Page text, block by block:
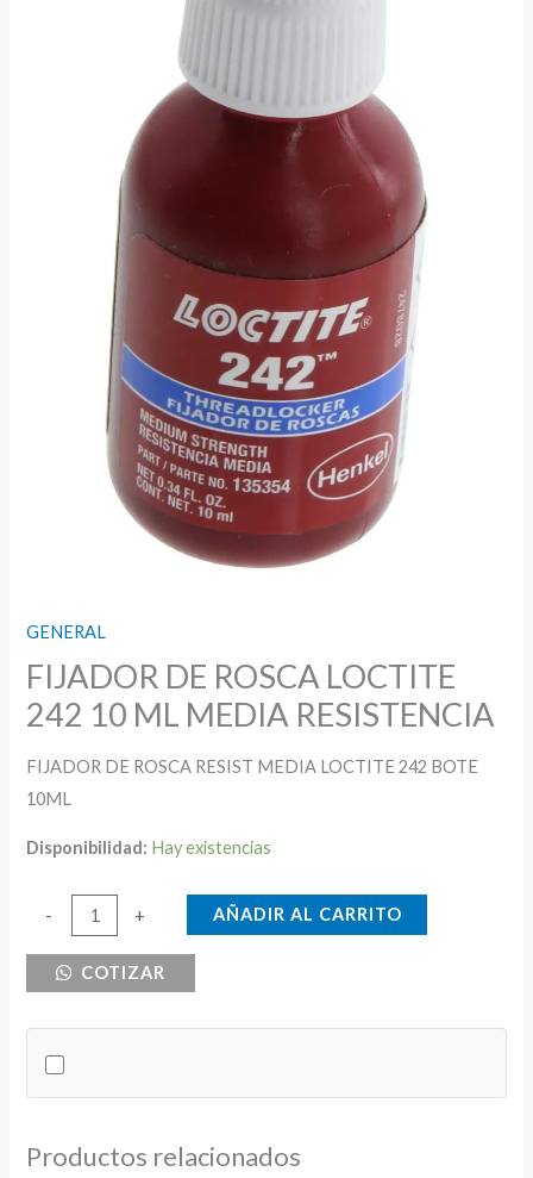
GENERAL
FIJADOR DE ROSCA LOCTITE
242 10 ML MEDIA RESISTENCIA
FIJADOR DE ROSCA RESIST MEDIA LOCTITE 242 BOTE
10ML
Disponibilidad: Hay existencias
-
FIJADOR
ROSCA
ML
RESISTENCIA
+ AÑADIR AL CARRITO
COTIZAR
Productos relacionados